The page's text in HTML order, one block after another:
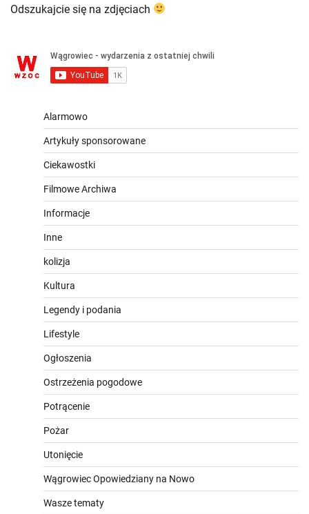
Odszukajcie się na zdjęciach
Alarmowo
Artykuły sponsorowane
Ciekawostki
Filmowe Archiwa
Informacje
Inne
kolizja
Kultura
Legendy i podania
Lifestyle
Ogłoszenia
Ostrzeżenia pogodowe
Potrącenie
Pożar
Utonięcie
Wągrowiec Opowiedziany na Nowo
Wasze tematy